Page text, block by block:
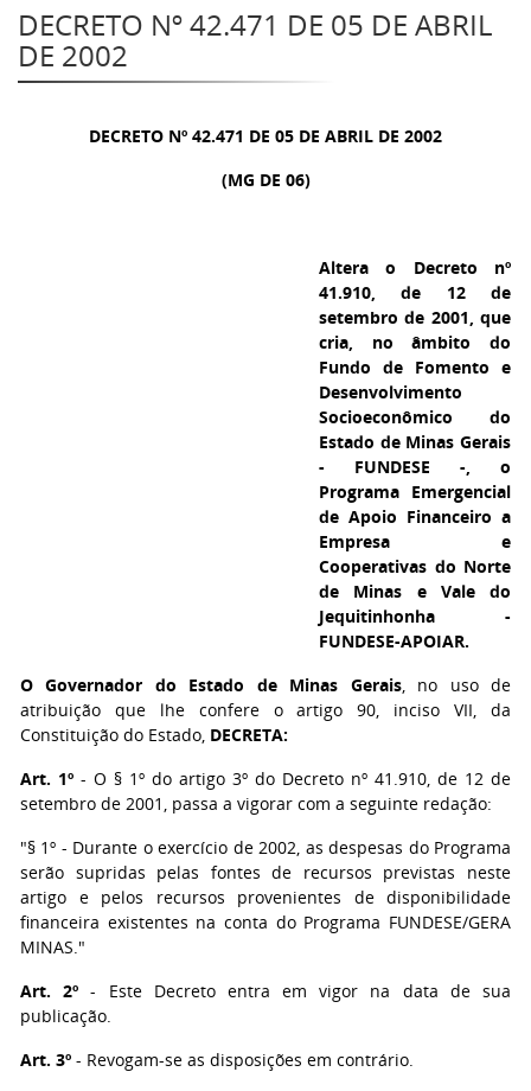
DECRETO Nº 42.471 DE 05 DE ABRIL
DE 2002
DECRETO Nº 42.471 DE 05 DE ABRIL DE 2002
(MG DE 06)
Altera o Decreto nº
41.910, de 12 de
setembro de 2001, que
cria, no âmbito do
Fundo de Fomento e
Desenvolvimento
Socioeconômico do
Estado de Minas Gerais
- FUNDESE -, o
Programa Emergencial
de Apoio Financeiro a
Empresa e
Cooperativas do Norte
de Minas e Vale do
Jequitinhonha -
FUNDESE-APOIAR.
O Governador do Estado de Minas Gerais, no uso de
atribuição que lhe confere o artigo 90, inciso VII, da
Constituição do Estado, DECRETA:
Art. 1º - O § 1º do artigo 3º do Decreto nº 41.910, de 12 de
setembro de 2001, passa a vigorar com a seguinte redação:
"§ 1º - Durante o exercício de 2002, as despesas do Programa
serão supridas pelas fontes de recursos previstas neste
artigo e pelos recursos provenientes de disponibilidade
financeira existentes na conta do Programa FUNDESE/GERA
MINAS."
Art. 2º - Este Decreto entra em vigor na data de sua
publicação.
Art. 3º - Revogam-se as disposições em contrário.